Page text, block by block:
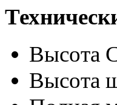
Высота
Высота